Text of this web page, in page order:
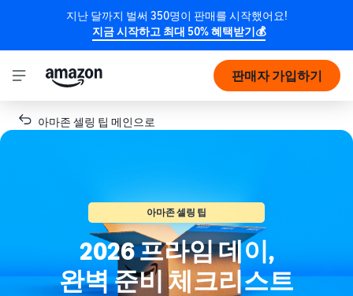
지난 달까지 벌써 350명이 판매를 시작했어요!
지금 시작하고 최대 50% 혜택받기💰
판매자 가입하기
아마존 셀링 팁 메인으로
아마존 셀링 팁
2026 프라임 데이,
완벽 준비 체크리스트